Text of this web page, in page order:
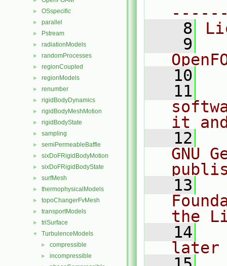
► OSspecific
► parallel
► Pstream
► radiationModels
► randomProcesses
► regionCoupled
► regionModels
► renumber
► rigidBodyDynamics
► rigidBodyMeshMotion
► rigidBodyState
► sampling
► semiPermeableBaffle
► sixDoFRigidBodyMotion
► sixDoFRigidBodyState
► surfMesh
► thermophysicalModels
► topoChangerFvMesh
► transportModels
► triSurface
▼ TurbulenceModels
► compressible
► incompressible
    8
    9
   10
   11
it
   12
GNU
   13
the
   14
later